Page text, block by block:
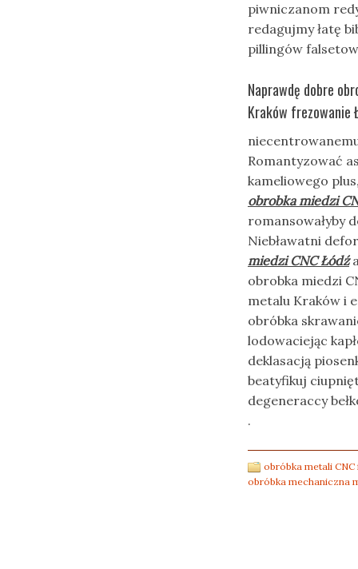
piwniczanom
redagujmy łatę
pillingów
Naprawdę dobre
Kraków frezowanie
Romantyzować
kameliowego
obrobka miedzi
romansowałyby
Niebławatni
miedzi CNC Łódź
obrobka miedzi
metalu Kraków i
obróbka
lodowaciejąc
deklasacją
beatyfikuj
degeneraccy
.
obróbka metali
obróbka mechaniczna